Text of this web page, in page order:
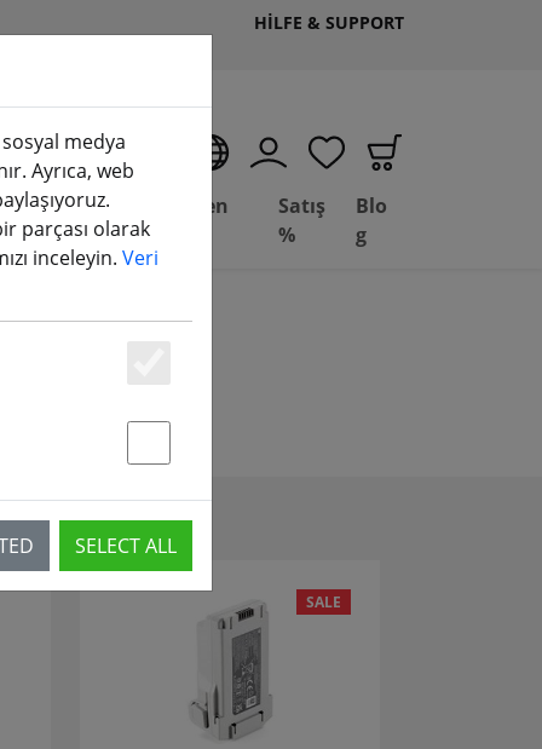
HILFE & SUPPORT
Deal
Depot
Fesleğen
FPV
Satış
%
Blo
g
SALE
medya
Ayrıca, web
parçası olarak
inceleyin. Veri
SELECT ALL